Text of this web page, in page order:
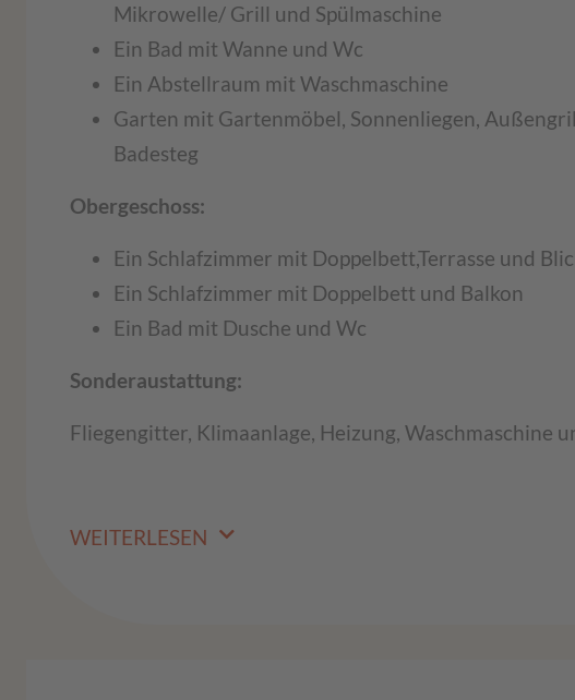
Mikrowelle/ Grill und Spülmaschine
Ein Bad mit Wanne und Wc
Ein Abstellraum mit Waschmaschine
Garten mit Gartenmöbel, Sonnenliegen,
Badesteg
Obergeschoss:
Ein Schlafzimmer mit Doppelbett,Terrasse und
Ein Schlafzimmer mit Doppelbett und Balkon
Ein Bad mit Dusche und Wc
Sonderaustattung:
Fliegengitter, Klimaanlage, Heizung, Waschmaschine
WEITERLESEN